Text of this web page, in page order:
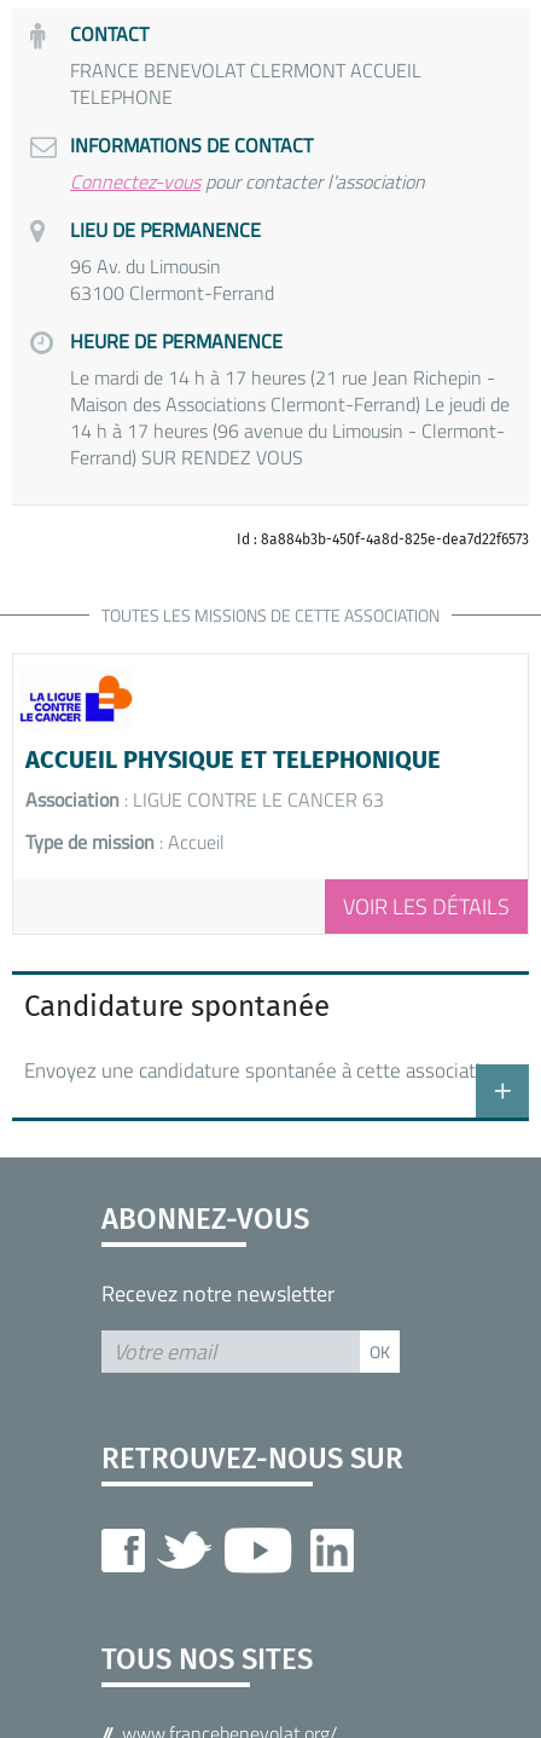
CONTACT
FRANCE BENEVOLAT CLERMONT ACCUEIL
TELEPHONE
INFORMATIONS DE CONTACT
Connectez-vouspour contacter l'association
LIEU DE PERMANENCE
96 Av. du Limousin
63100 Clermont-Ferrand
HEURE DE PERMANENCE
Le mardi de 14 h à 17 heures (21 rue Jean Richepin -
Maison des Associations Clermont-Ferrand) Le jeudi de
14 h à 17 heures (96 avenue du Limousin - Clermont-
Ferrand) SUR RENDEZ VOUS
Id : 8a884b3b-450f-4a8d-825e-dea7d22f6573
TOUTES LES MISSIONS DE CETTE ASSOCIATION
ACCUEIL PHYSIQUE ET TELEPHONIQUE
Association : LIGUE CONTRE LE CANCER 63
Type de mission : Accueil
VOIR LES DÉTAILS
Candidature spontanée
Envoyez une candidature spontanée à cette association
ABONNEZ-VOUS
Recevez notre newsletter
RETROUVEZ-NOUS SUR
TOUS NOS SITES